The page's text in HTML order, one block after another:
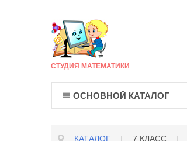
СТУДИЯ МАТЕМАТИКИ
ОСНОВНОЙ КАТАЛОГ
КАТАЛОГ | 7 КЛАСС |